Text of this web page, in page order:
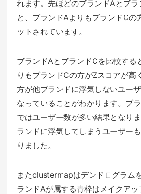
れます。先ほどのブランドAとブラ
と、ブランドAよりもブランドCの
ットされています。
ブランドAとブランドCを比較する
りもブランドCの方がZスコアが高
方が他ブランドに浮気しないユー
なっていることがわかります。ブ
ではユーザー数が多い結果となり
ランドに浮気してしまうユーザー
りました。
またclustermapはデンドログラム
ランドAが属する青枠はメイクアッ